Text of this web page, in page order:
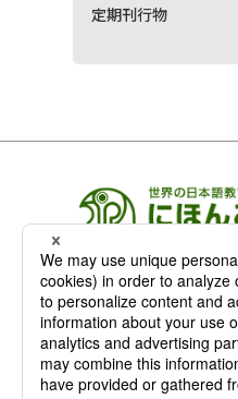
定期刊行物
凡人社の出版情
〒102-0093 東京都
TEL：03-3263-3959